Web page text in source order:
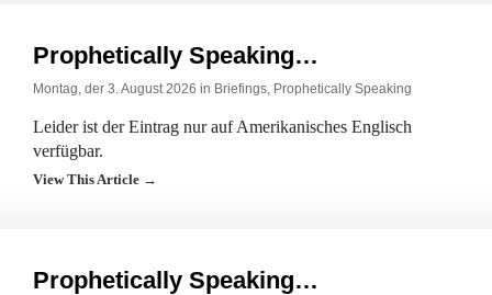
Prophetically Speaking…
Montag, der 3. August 2026 in Briefings, Prophetically Speaking
Leider ist der Eintrag nur auf Amerikanisches Englisch
verfügbar.
View This Article →
Prophetically Speaking…